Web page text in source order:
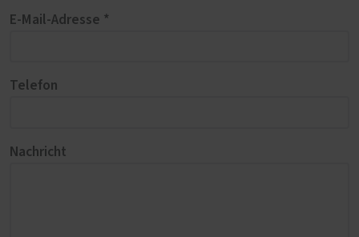
E-Mail-Adresse *
Telefon
Nachricht